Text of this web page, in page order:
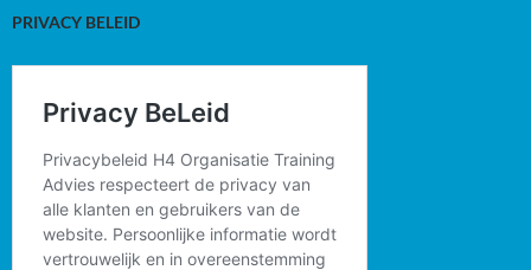
PRIVACY BELEID